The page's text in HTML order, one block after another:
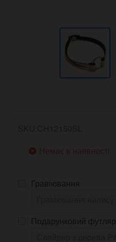
Немає в наявності
Гравіювання
Подарунковий футляр